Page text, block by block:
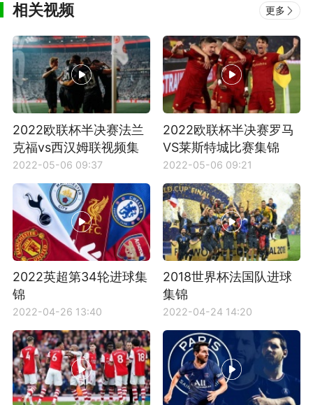
相关视频 更多
2022欧联杯半决赛法兰
克福vs西汉姆联视频集
锦
2022-05-06 09:37
2022欧联杯半决赛罗马
VS莱斯特城比赛集锦
2022-05-06 09:21
2022英超第34轮进球集
锦
2022-04-26 13:40
2018世界杯法国队进球
集锦
2022-04-24 14:20